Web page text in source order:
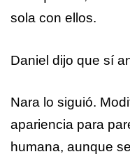
sola con ellos.
Daniel dijo que sí
Nara lo siguió.
apariencia para
humana, aunque